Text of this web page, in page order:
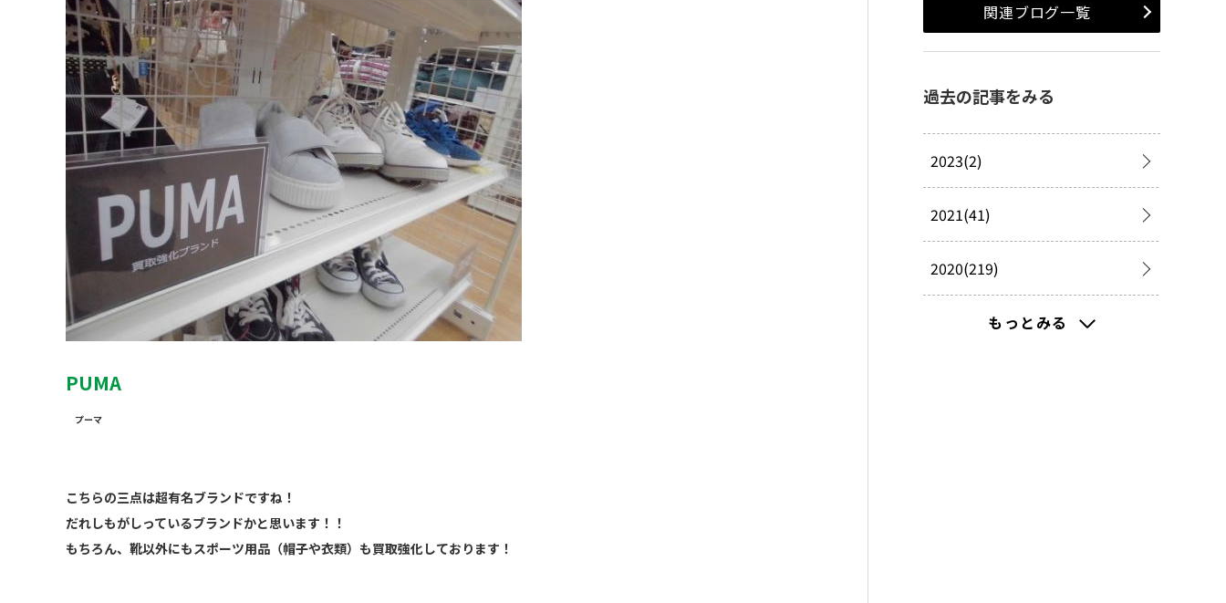
PUMA
プーマ
こちらの三点は超有名ブランドですね！
だれしもがしっているブランドかと思います！！
もちろん、靴以外にもスポーツ用品（帽子や衣類）も買取強化しております！
関連ブログ一覧
過去の記事をみる
2023(2)
2021(41)
2020(219)
2019(277)もっとみる